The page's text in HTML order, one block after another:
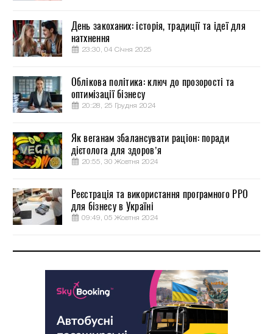
День закоханих: історія, традиції та ідеї для
натхнення
23:30, 04 Січня 2025
Облікова політика: ключ до прозорості та
оптимізації бізнесу
20:28, 25 Грудня 2024
Як веганам збалансувати раціон: поради
дієтолога для здоров’я
20:55, 30 Жовтня 2024
Реєстрація та використання програмного РРО
для бізнесу в Україні
09:49, 05 Жовтня 2024